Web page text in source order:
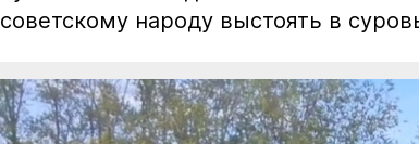
советскому народу выстоять в